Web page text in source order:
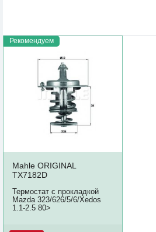
Рекомендуем
Mahle ORIGINAL
TX7182D
Термостат с прокладкой
Mazda 323/626/5/6/Xedos
1.1-2.5 80>